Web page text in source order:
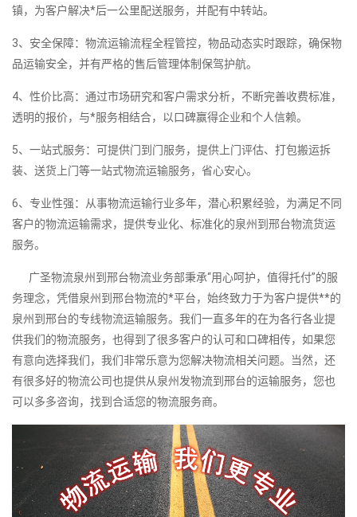
镇，为客户解决*后一公里配送服务，并配有中转站。
3、安全保障：物流运输流程全程管控，物品动态实时跟踪，确保物
品运输安全，并有严格的售后管理体制保驾护航。
4、性价比高：通过市场研究和客户需求分析，不断完善收费标准，
透明的报价，与*服务相结合，以口碑赢得企业和个人信赖。
5、一站式服务：可提供门到门服务，提供上门评估、打包搬运拆
装、送货上门等一站式物流运输服务，省心安心。
6、专业性强：从事物流运输行业多年，潜心积累经验，为满足不同
客户的物流运输需求，提供专业化、标准化的泉州到邢台物流货运
服务。
广圣物流泉州到邢台物流业务部秉承“用心呵护，值得托付”的服
务理念，凭借泉州到邢台物流的*平台，始终致力于为客户提供**的
泉州到邢台的专线物流运输服务。我们一直多年的在为各行各业提
供我们的物流服务，也得到了很多客户的认可和口碑相传，如果您
有意向选择我们，我们非常乐意为您解决物流相关问题。当然，还
有很多好的物流公司也提供从泉州发物流到邢台的运输服务，您也
可以多多咨询，找到合适您的物流服务商。